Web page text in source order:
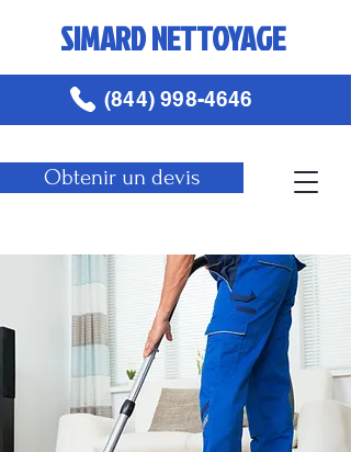
SIMARD NETTOYAGE
Obtenir un devis
(844) 998-4646